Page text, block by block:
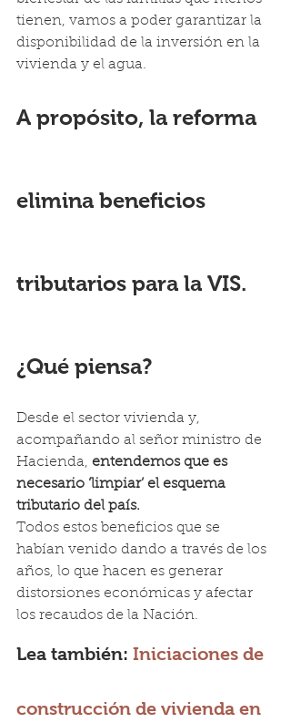
tienen, vamos a poder garantizar la
disponibilidad de la inversión en la
vivienda y el agua.
A propósito, la reforma
elimina beneficios
tributarios para la VIS.
¿Qué piensa?
Desde el sector vivienda y,
acompañando al señor ministro de
Hacienda, entendemos que es
necesario ‘limpiar’ el esquema
tributario del país.
Todos estos beneficios que se
habían venido dando a través de los
años, lo que hacen es generar
distorsiones económicas y afectar
los recaudos de la Nación.
Lea también: Iniciaciones de
construcción de vivienda en